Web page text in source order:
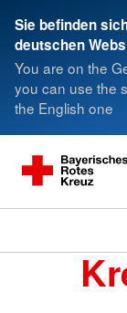
Sie befinden
deutschen
You are on the
you can use the
the English one